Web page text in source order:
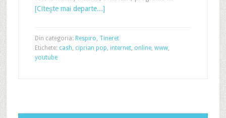
[Citeşte mai departe...]
Din categoria: Respiro Tineret
Etichete: cash ciprian pop internet, online, www,
youtube